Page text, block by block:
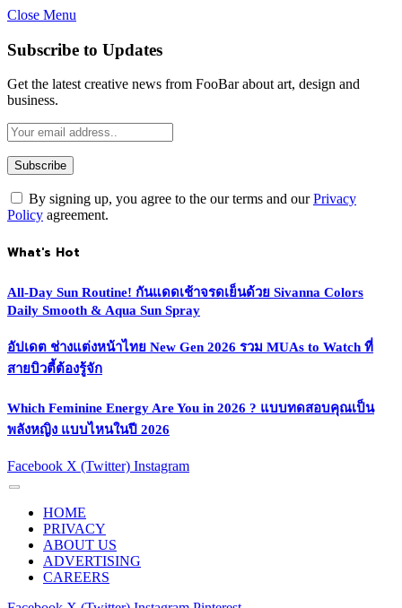
Close Menu
Subscribe to Updates
Get the latest creative news from FooBar about art, design and
business.
By signing up, you agree to the our terms and ourPrivacy
Policy agreement.
What's Hot
All-Day Sun Routine! กันแดดเช้าจรดเย็นด้วย Sivanna Colors
Daily Smooth & Aqua Sun Spray
อัปเดต ช่างแต่งหน้าไทย New Gen 2026 รวม MUAs to Watch ที่
สายบิวตี้ต้องรู้จัก
Which Feminine Energy Are You in 2026 ? แบบทดสอบคุณเป็น
พลังหญิง แบบไหนในปี 2026
Facebook X (Twitter) Instagram
HOME
PRIVACY
ABOUT US
ADVERTISING
CAREERS